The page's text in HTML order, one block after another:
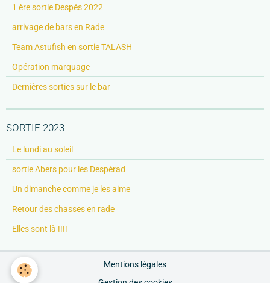
1 ère sortie Despés 2022
arrivage de bars en Rade
Team Astufish en sortie TALASH
Opération marquage
Dernières sorties sur le bar
SORTIE 2023
Le lundi au soleil
sortie Abers pour les Despérad
Un dimanche comme je les aime
Retour des chasses en rade
Elles sont là !!!!
Mentions légales